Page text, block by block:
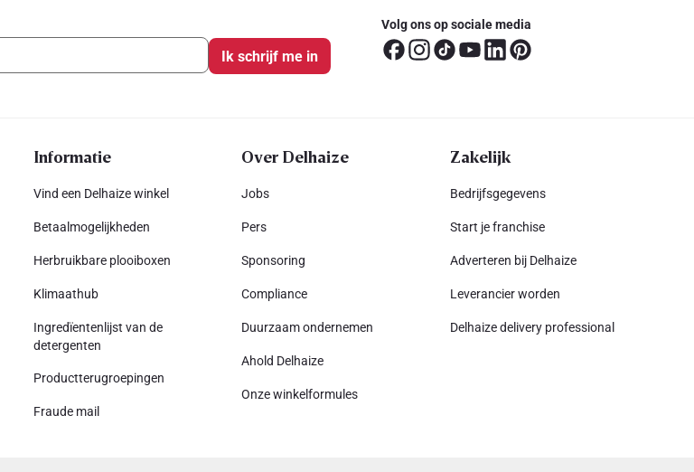
Ik schrijf me in
Volg ons op sociale media
Informatie
Vind een Delhaize winkel
Betaalmogelijkheden
Herbruikbare plooiboxen
Klimaathub
Ingredïentenlijst van de
detergenten
Productterugroepingen
Fraude mail
Over Delhaize
Jobs
Pers
Sponsoring
Compliance
Duurzaam ondernemen
Ahold Delhaize
Onze winkelformules
Zakelijk
Bedrijfsgegevens
Start je franchise
Adverteren bij Delhaize
Leverancier worden
Delhaize delivery professional